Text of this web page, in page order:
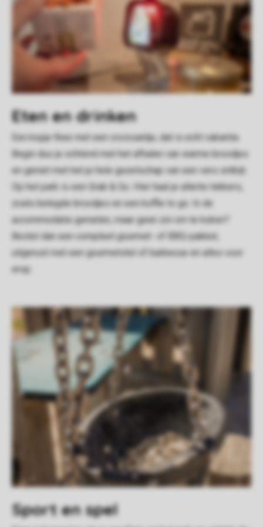
Eten en drinken
Een kopje thee met een croissantje, dat is echt vakantie.
Begin dus je ochtend met het afhalen van warme broodjes
en geniet met het je hele gezelschap van een vers ontbijt.
Op het park is een Grab & Go. Hier haal je allerlei lekkers,
zoals belegde broodjes en een koffie to go. In de
accommodatie genieten, maar geen zin om te koken?
Bestel dan een compleet gourmet- of BBQ-pakket,
uitgerust met een gourmetstel of barbecue en alles voor
erop.
Sport en spel